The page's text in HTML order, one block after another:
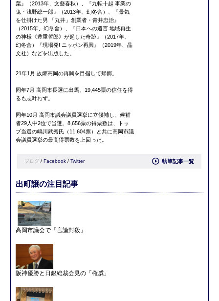
葉』（2013年、文藝春秋）、『九転十起 事業の
鬼・浅野総一郎』（2013年、幻冬舎）、『景気
を仕掛けた男 「丸井」創業者・青井忠治』
（2015年、幻冬舎）、『日本への遺言 地域再生
の神様《豊重哲郎》が起した奇跡』（2017年、
幻冬舎）『現場発! ニッポン再興』（2019年、晶
文社）などを出版した。
21年1月 故郷高岡の再興を目指して帰郷。
同年7月 高岡市長選に出馬。19,445票の信任を得
るも志叶わず。
同年10月 高岡市議会議員選挙に立候補し、候補
者29人中2位で当選。8,656票の得票数は、トッ
プ当選の嶋川武秀氏（11,604票）と共に高岡市議
会議員選挙の最高得票数を上回った。
ブログ /Facebook /Twitter 執筆記事一覧
出町譲の注目記事
高岡市議会で「言論封殺」
阪神優勝と日銀総裁会見の「権威」